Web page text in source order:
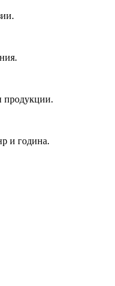
продукции.
и година.